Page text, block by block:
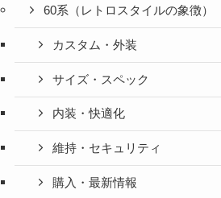
60系（レトロスタイルの象徴）
カスタム・外装
サイズ・スペック
内装・快適化
維持・セキュリティ
購入・最新情報